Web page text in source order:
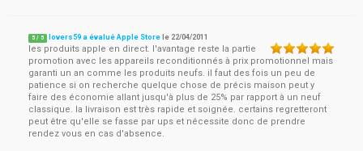
5 / 5 lovers59 a évalué Apple Store le 22/04/2011
les produits apple en direct. l'avantage reste la partie
promotion avec les appareils reconditionnés à prix promotionnel mais
garanti un an comme les produits neufs. il faut des fois un peu de
patience si on recherche quelque chose de précis maison peut y
faire des économie allant jusqu'à plus de 25% par rapport à un neuf
classique. la livraison est très rapide et soignée. certains regretteront
peut être qu'elle se fasse par ups et nécessite donc de prendre
rendez vous en cas d'absence.